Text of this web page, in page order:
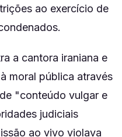
ao exercício de
a cantora iraniana e
moral pública através
"conteúdo vulgar e
judiciais
ao vivo violava